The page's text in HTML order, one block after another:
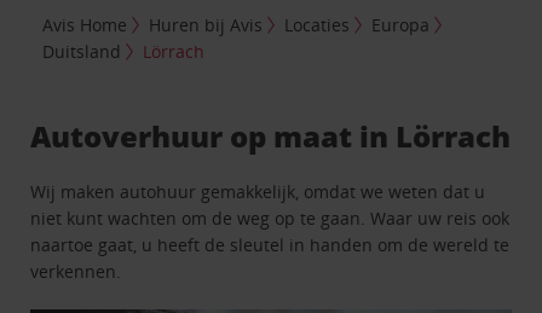
Avis Home Huren bij Avis Locaties
Europa
Duitsland
Lörrach
Autoverhuur op maat in Lörrach
Wij maken autohuur gemakkelijk, omdat we weten dat u
niet kunt wachten om de weg op te gaan. Waar uw reis ook
naartoe gaat, u heeft de sleutel in handen om de wereld te
verkennen.